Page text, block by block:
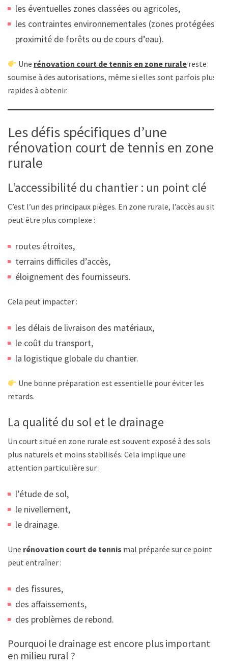
les éventuelles zones classées ou agricoles,
les contraintes environnementales (zones protégées,
proximité de forêts ou de cours d’eau).
Une rénovation court de tennis en zone rurale reste
soumise à des autorisations, même si elles sont parfois plus
rapides à obtenir.
Les défis spécifiques d’une
rénovation court de tennis en zone
rurale
L’accessibilité du chantier : un point clé
C’est l’un des principaux pièges. En zone rurale, l’accès au site
peut être plus complexe :
routes étroites,
terrains difficiles d’accès,
éloignement des fournisseurs.
Cela peut impacter :
les délais de livraison des matériaux,
le coût du transport,
la logistique globale du chantier.
Une bonne préparation est essentielle pour éviter les
retards.
La qualité du sol et le drainage
Un court situé en zone rurale est souvent exposé à des sols
plus naturels et moins stabilisés. Cela implique une
attention particulière sur :
l’étude de sol,
le nivellement,
le drainage.
Une rénovation court de tennis mal préparée sur ce point
peut entraîner :
des fissures,
des affaissements,
des problèmes de rebond.
Pourquoi le drainage est encore plus important
en milieu rural ?